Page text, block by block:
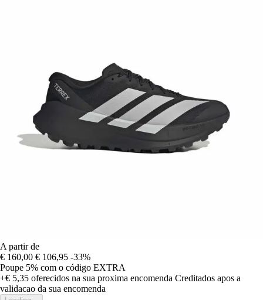
A partir de
€ 160,00 € 106,95 -33%
Poupe 5% com o código EXTRA
+€ 5,35 oferecidos na sua proxima encomenda Creditados apos a
validacao da sua encomenda